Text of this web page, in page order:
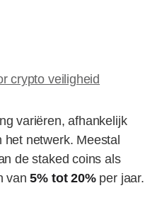
crypto veiligheid
variëren, afhankelijk
netwerk. Meestal
de staked coins als
van5% tot 20%per jaar.